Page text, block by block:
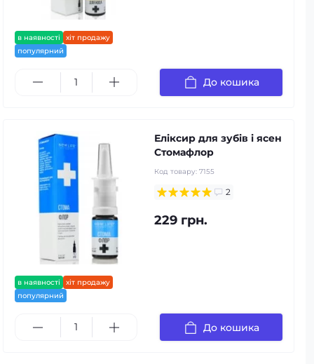
в наявності
хіт продажу
популярний
До кошика
в наявності
хіт продажу
популярний
Еліксир для зубів і ясен
Стомафлор
Код товару: 7155
2
229 грн.
До кошика